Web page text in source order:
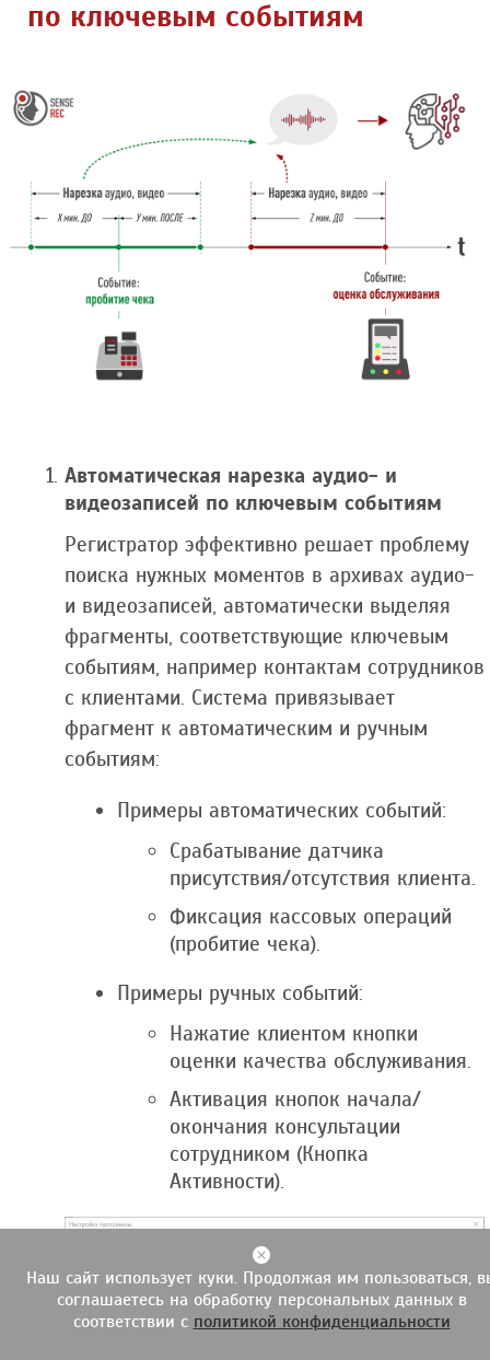
по ключевым событиям
Автоматическая нарезка аудио- и
видеозаписей по ключевым событиям
Регистратор эффективно решает проблему
поиска нужных моментов в архивах аудио-
и видеозаписей, автоматически выделяя
фрагменты, соответствующие ключевым
событиям, например контактам сотрудников
с клиентами. Система привязывает
фрагмент к автоматическим и ручным
событиям:
Примеры автоматических событий:
Срабатывание датчика
присутствия/отсутствия клиента.
Фиксация кассовых операций
(пробитие чека).
Примеры ручных событий:
Нажатие клиентом кнопки
оценки качества обслуживания.
Активация кнопок начала/
окончания консультации
сотрудником (Кнопка
Активности).
Наш сайт использует куки. Продолжая им пользоваться,
соглашаетесь на обработку персональных данных в
соответствии с политикой конфиденциальности